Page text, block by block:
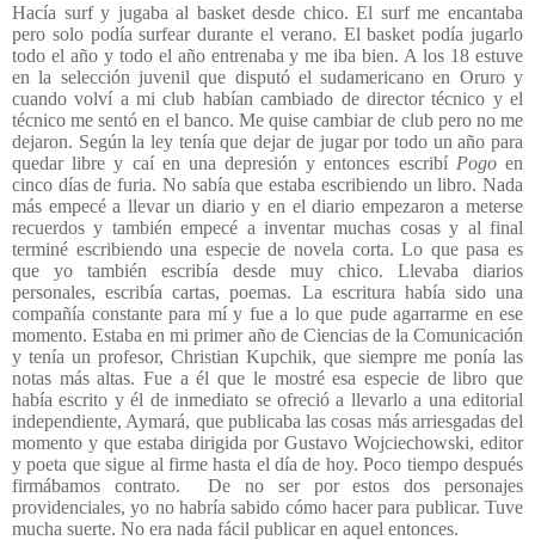
Hacía surf y jugaba al basket desde chico. El surf me encantaba
pero solo podía surfear durante el verano. El basket podía jugarlo
todo el año y todo el año entrenaba y me iba bien. A los 18 estuve
en la selección juvenil que disputó el sudamericano en Oruro y
cuando volví a mi club habían cambiado de director técnico y el
técnico me sentó en el banco. Me quise cambiar de club pero no me
dejaron. Según la ley tenía que dejar de jugar por todo un año para
quedar libre y caí en una depresión y entonces escribí Pogoen
cinco días de furia. No sabía que estaba escribiendo un libro. Nada
más empecé a llevar un diario y en el diario empezaron a meterse
recuerdos y también empecé a inventar muchas cosas y al final
terminé escribiendo una especie de novela corta. Lo que pasa es
que yo también escribía desde muy chico. Llevaba diarios
personales, escribía cartas, poemas. La escritura había sido una
compañía constante para mí y fue a lo que pude agarrarme en ese
momento. Estaba en mi primer año de Ciencias de la Comunicación
y tenía un profesor, Christian Kupchik, que siempre me ponía las
notas más altas. Fue a él que le mostré esa especie de libro que
había escrito y él de inmediato se ofreció a llevarlo a una editorial
independiente, Aymará, que publicaba las cosas más arriesgadas del
momento y que estaba dirigida por Gustavo Wojciechowski, editor
y poeta que sigue al firme hasta el día de hoy. Poco tiempo después
firmábamos contrato.
De no ser por estos dos personajes
providenciales, yo no habría sabido cómo hacer para publicar. Tuve
mucha suerte. No era nada fácil publicar en aquel entonces.